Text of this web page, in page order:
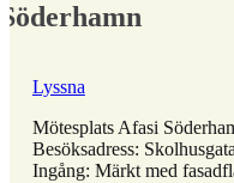
Söderhamn
Lyssna
Mötesplats Afasi
Besöksadress:
Ingång: Märkt med